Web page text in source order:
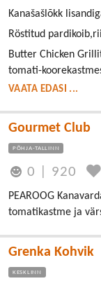
Kanašašlõkk
Röstitud
Butter Chicken
tomati-
VAATA EDASI ...
Gourmet Club
PÕHJA-TALLINN
0 920
PEAROOG
tomatikastme ja
Grenka Kohvik
KESKLINN